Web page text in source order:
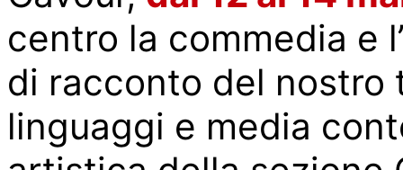
centro la commedia e
di racconto del nostro
linguaggi e media